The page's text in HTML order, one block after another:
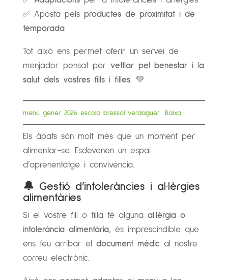
✅ Aposta pels productes de proximitat i de
temporada
Tot això ens permet oferir un servei de
menjador pensat per vetllar pel benestar i la
salut dels vostres fills i filles. 💚
menú gener 2026 escola bressol verdaguer Baixa
Els àpats són molt més que un moment per
alimentar-se. Esdevenen un espai
d’aprenentatge i convivència.
🔔 Gestió d’intoleràncies i al·lèrgies
alimentàries
Si el vostre fill o filla té alguna al·lèrgia o
intolerància alimentària, és imprescindible que
ens feu arribar el document mèdic al nostre
correu electrònic.